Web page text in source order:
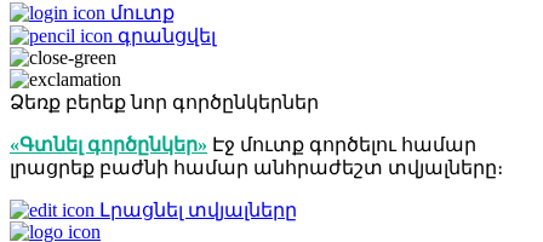
մուտք
գրանցվել
Ձեռք բերեք նոր գործընկերներ
«Գտնել գործընկեր» Էջ մուտք գործելու համար
լրացրեք բաժնի համար անհրաժեշտ տվյալները։
Լրացնել տվյալները